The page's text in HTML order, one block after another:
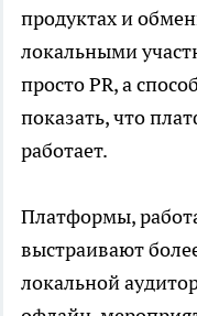
продуктах и
локальными
просто PR, а
показать, что
работает.
Платформы,
выстраивают
локальной